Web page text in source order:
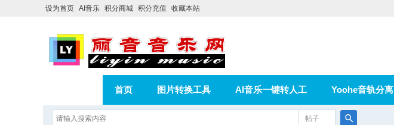
设为首页 AI音乐 积分商城 积分充值 收藏本站
首页 图片转换工具 AI音乐一键转人工 Yoohe音轨分离
在线论坛
帖子